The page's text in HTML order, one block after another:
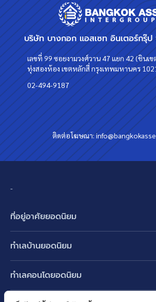
บริษัท บางกอก แอสเซท อินเตอร์กรุ๊ป
เลขที่ 99 ซอยงามวงศ์วาน 47 แยก 42 (ชินเ
ทุ่งสองห้อง เขตหลักสี่ กรุงเทพมหานคร
02-494-9187
ติดต่อโฆษณา:
-
ที่อยู่อาศัยยอดนิยม
ทาวน์เฮ้าส์ ทาวน์โฮม
คอนโดมิเนียม
ทำเลบ้านยอดนิยม
ทำเลคอนโดยอดนิยม